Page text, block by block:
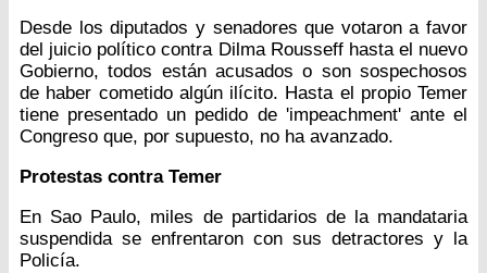
Desde los diputados y senadores que votaron a favor
del juicio político contra Dilma Rousseff hasta el nuevo
Gobierno, todos están acusados o son sospechosos
de haber cometido algún ilícito. Hasta el propio Temer
tiene presentado un pedido de 'impeachment' ante el
Congreso que, por supuesto, no ha avanzado.
Protestas contra Temer
En Sao Paulo, miles de partidarios de la mandataria
suspendida se enfrentaron con sus detractores y la
Policía.